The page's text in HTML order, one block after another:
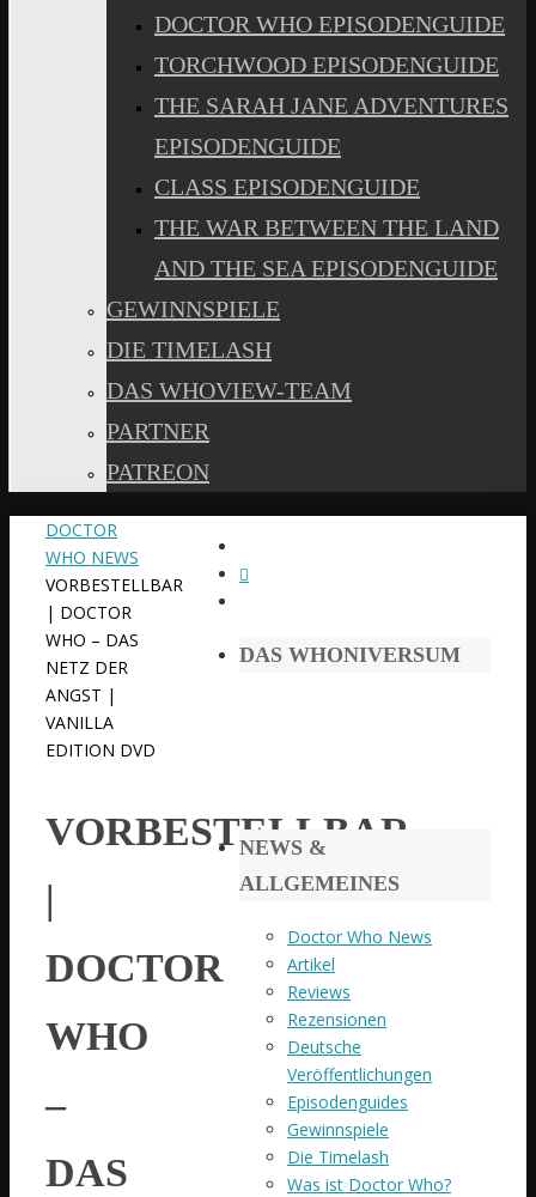
DOCTOR WHO EPISODENGUIDE
TORCHWOOD EPISODENGUIDE
THE SARAH JANE ADVENTURES
EPISODENGUIDE
CLASS EPISODENGUIDE
THE WAR BETWEEN THE LAND
AND THE SEA EPISODENGUIDE
GEWINNSPIELE
DIE TIMELASH
DAS WHOVIEW-TEAM
PARTNER
PATREON
START
DOCTOR
WHO NEWS
VORBESTELLBAR
| DOCTOR
WHO – DAS
NETZ DER
ANGST |
VANILLA
EDITION DVD
VORBESTELLBAR
|
DOCTOR
WHO
–
DAS
DAS WHONIVERSUM
NEWS &
ALLGEMEINES
Doctor Who News
Artikel
Reviews
Rezensionen
Deutsche
Veröffentlichungen
Episodenguides
Gewinnspiele
Die Timelash
Was ist Doctor Who?